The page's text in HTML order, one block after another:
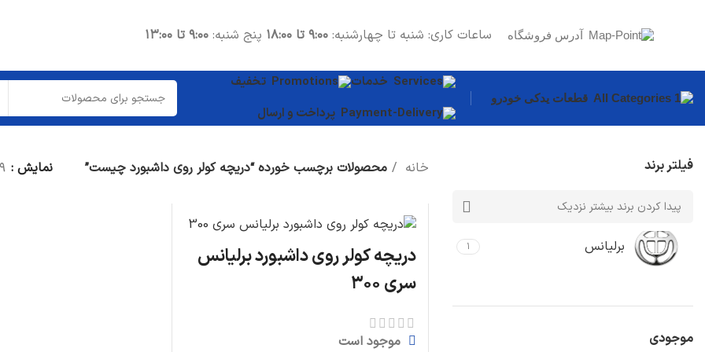
آدرس فروشگاه ساعات کاری: شنبه تا چهارشنبه: ۹:۰۰ تا ۱۸:۰۰ پنج شنبه: ۹:۰۰ تا ۱۳:۰۰
قطعات یدکی خودرو
قطعات بدنه
سپر
درب موتور
گلگیر
دیگر قطعات...
سیستم روغن
قطعات موتوری
شاتون
خدمات
تخفیف
پرداخت و ارسال
فیلتر برند
برلیانس ۱
موجودی
خانه محصولات برچسب خورده “دریچه کولر روی داشبورد چیست” نمایش ۹
دریچه کولر روی داشبورد برلیانس
سری ۳۰۰
موجود است